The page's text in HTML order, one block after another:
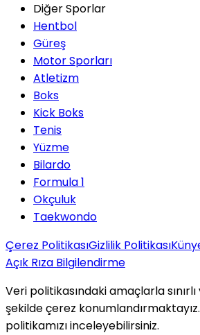
Diğer Sporlar
Hentbol
Güreş
Motor Sporları
Atletizm
Boks
Kick Boks
Tenis
Yüzme
Bilardo
Formula 1
Okçuluk
Taekwondo
Çerez PolitikasıGizlilik Politikası
Açık Rıza Bilgilendirme
Veri politikasındaki amaçlarla
şekilde çerez
politikamızı inceleyebilirsiniz.